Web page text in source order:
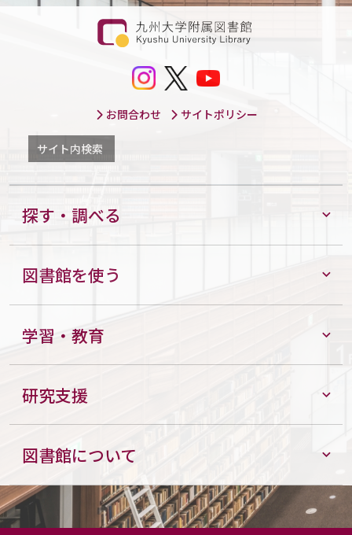
お問合わせ サイトポリシー
サイト内検索
探す・調べる
図書館を使う
学習・教育
研究支援
図書館について